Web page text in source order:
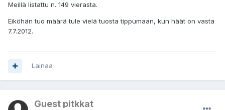
Meillä listattu n. 149 vierasta.
Eiköhän tuo määrä tule vielä tuosta tippumaan, kun häät on vasta
7.7.2012.
Lainaa
Guest pitkkat